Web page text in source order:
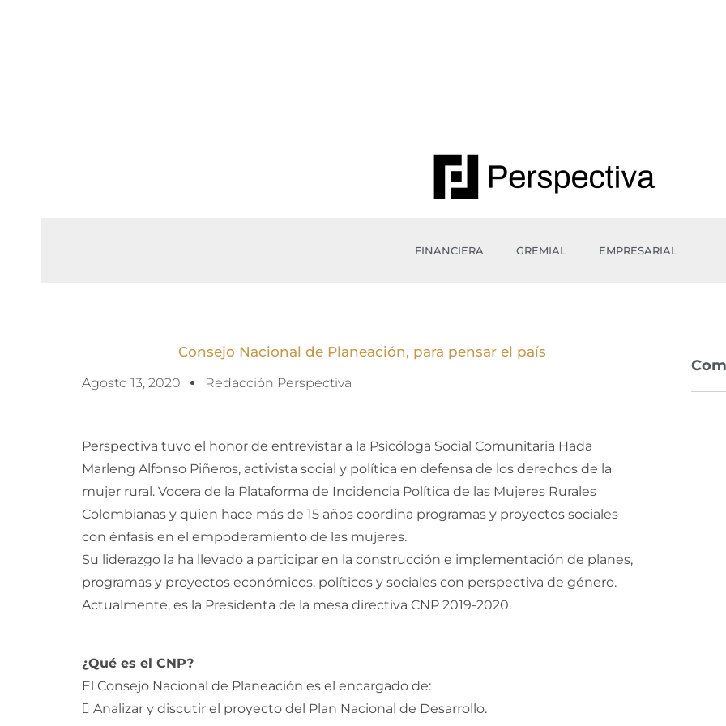
FINANCIERA GREMIAL EMPRESARIAL
Consejo Nacional de Planeación, para pensar el país
Agosto 13, 2020 Redacción Perspectiva
Perspectiva tuvo el honor de entrevistar a la Psicóloga Social Comunitaria Hada
Marleng Alfonso Piñeros, activista social y política en defensa de los derechos de la
mujer rural. Vocera de la Plataforma de Incidencia Política de las Mujeres Rurales
Colombianas y quien hace más de 15 años coordina programas y proyectos sociales
con énfasis en el empoderamiento de las mujeres.
Su liderazgo la ha llevado a participar en la construcción e implementación de planes,
programas y proyectos económicos, políticos y sociales con perspectiva de género.
Actualmente, es la Presidenta de la mesa directiva CNP 2019-2020.
¿Qué es el CNP?
El Consejo Nacional de Planeación es el encargado de:
 Analizar y discutir el proyecto del Plan Nacional de Desarrollo.